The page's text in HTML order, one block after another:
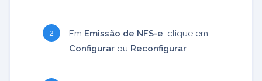
Em Emissão de NFS-e , clique em
Configurar ou Reconfigurar